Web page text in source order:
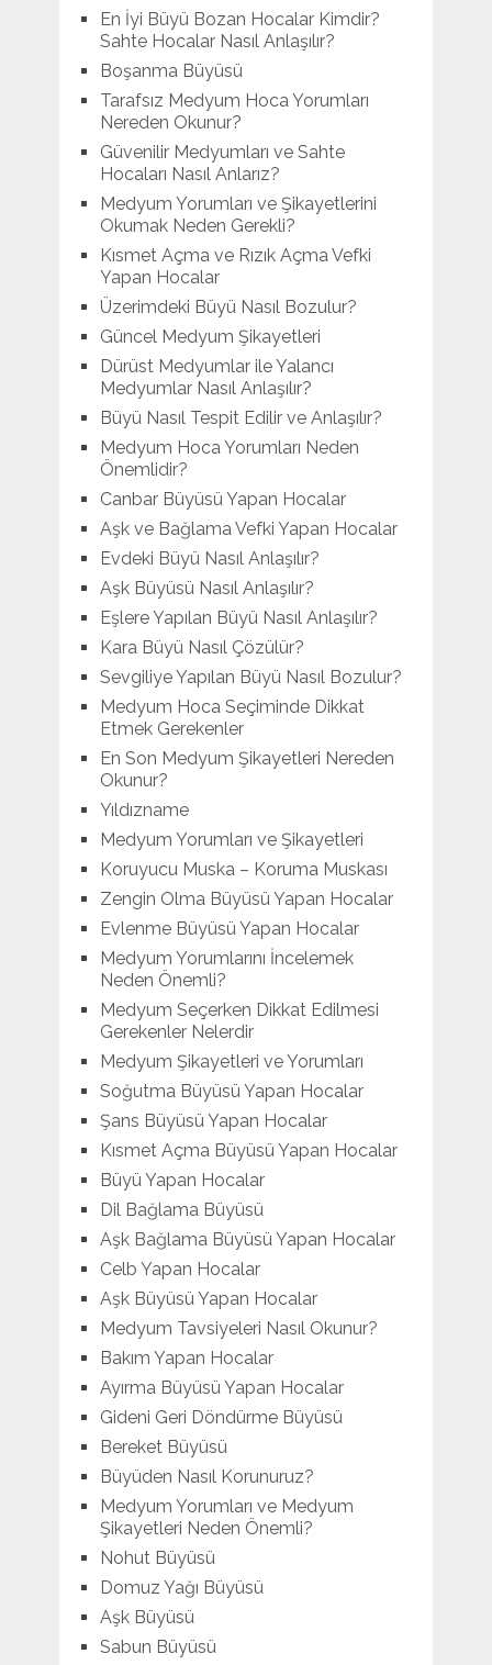
En İyi Büyü Bozan Hocalar Kimdir?
Sahte Hocalar Nasıl Anlaşılır?
Boşanma Büyüsü
Tarafsız Medyum Hoca Yorumları
Nereden Okunur?
Güvenilir Medyumları ve Sahte
Hocaları Nasıl Anlarız?
Medyum Yorumları ve Şikayetlerini
Okumak Neden Gerekli?
Kısmet Açma ve Rızık Açma Vefki
Yapan Hocalar
Üzerimdeki Büyü Nasıl Bozulur?
Güncel Medyum Şikayetleri
Dürüst Medyumlar ile Yalancı
Medyumlar Nasıl Anlaşılır?
Büyü Nasıl Tespit Edilir ve Anlaşılır?
Medyum Hoca Yorumları Neden
Önemlidir?
Canbar Büyüsü Yapan Hocalar
Aşk ve Bağlama Vefki Yapan Hocalar
Evdeki Büyü Nasıl Anlaşılır?
Aşk Büyüsü Nasıl Anlaşılır?
Eşlere Yapılan Büyü Nasıl Anlaşılır?
Kara Büyü Nasıl Çözülür?
Sevgiliye Yapılan Büyü Nasıl Bozulur?
Medyum Hoca Seçiminde Dikkat
Etmek Gerekenler
En Son Medyum Şikayetleri Nereden
Okunur?
Yıldızname
Medyum Yorumları ve Şikayetleri
Koruyucu Muska – Koruma Muskası
Zengin Olma Büyüsü Yapan Hocalar
Evlenme Büyüsü Yapan Hocalar
Medyum Yorumlarını İncelemek
Neden Önemli?
Medyum Seçerken Dikkat Edilmesi
Gerekenler Nelerdir
Medyum Şikayetleri ve Yorumları
Soğutma Büyüsü Yapan Hocalar
Şans Büyüsü Yapan Hocalar
Kısmet Açma Büyüsü Yapan Hocalar
Büyü Yapan Hocalar
Dil Bağlama Büyüsü
Aşk Bağlama Büyüsü Yapan Hocalar
Celb Yapan Hocalar
Aşk Büyüsü Yapan Hocalar
Medyum Tavsiyeleri Nasıl Okunur?
Bakım Yapan Hocalar
Ayırma Büyüsü Yapan Hocalar
Gideni Geri Döndürme Büyüsü
Bereket Büyüsü
Büyüden Nasıl Korunuruz?
Medyum Yorumları ve Medyum
Şikayetleri Neden Önemli?
Nohut Büyüsü
Domuz Yağı Büyüsü
Aşk Büyüsü
Sabun Büyüsü